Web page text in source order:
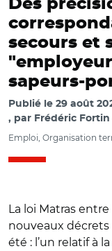
Des
secours et
sapeurs-
Publié le 29 août
par Frédéric Fortin
Emploi, Organisation
La loi Matras
nouveaux
été : l’un relatif à